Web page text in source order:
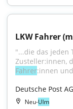
LKW Fahrer
"...die das jeden
Zusteller:innen,
Fahrer:innen
Deutsche Post AG
Neu-Ulm